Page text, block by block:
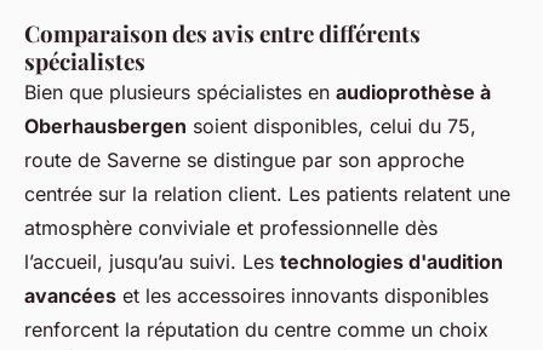
Comparaison des avis entre différents
spécialistes
Bien que plusieurs spécialistes en audioprothèse à
Oberhausbergen soient disponibles, celui du 75,
route de Saverne se distingue par son approche
centrée sur la relation client. Les patients relatent une
atmosphère conviviale et professionnelle dès
l’accueil, jusqu’au suivi. Les technologies d'audition
avancées et les accessoires innovants disponibles
renforcent la réputation du centre comme un choix